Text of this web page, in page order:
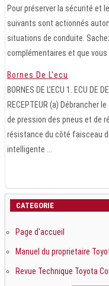
Pour préserver la sécurité et
suivants sont actionnés
situations de conduite.
complémentaires et que vous ...
Bornes De L'ecu
BORNES DE L'ECU 1. ECU DE
RECEPTEUR (a) Débrancher
de pression des pneus et de
résistance du côté faisceau
intelligente ...
CATEGORIE
Page d'accueil
Manuel du proprietaire
Revue Technique Toyota